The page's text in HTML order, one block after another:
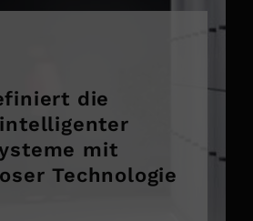
die
mit
Technologie